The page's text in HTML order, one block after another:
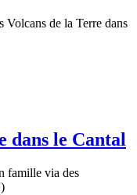
Volcans de la Terre dans
dans le Cantal
famille via des